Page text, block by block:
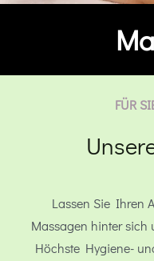
FÜR
Lassen Sie Ihren
Massagen hinter sich
Höchste Hygiene-